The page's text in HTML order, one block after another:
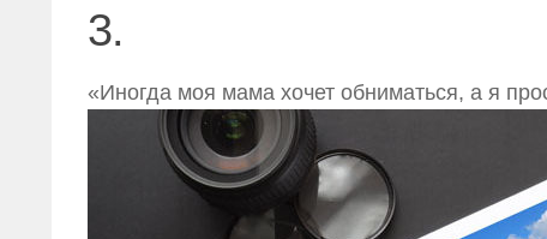
3.
«Иногда моя мама хочет обниматься, а я